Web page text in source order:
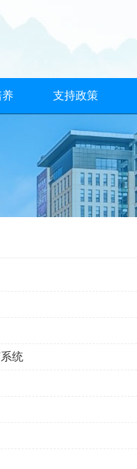
养 支持政策
统